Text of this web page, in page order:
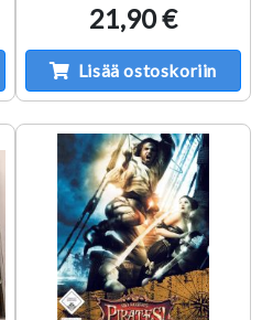
21,90 €
Lisää ostoskoriin